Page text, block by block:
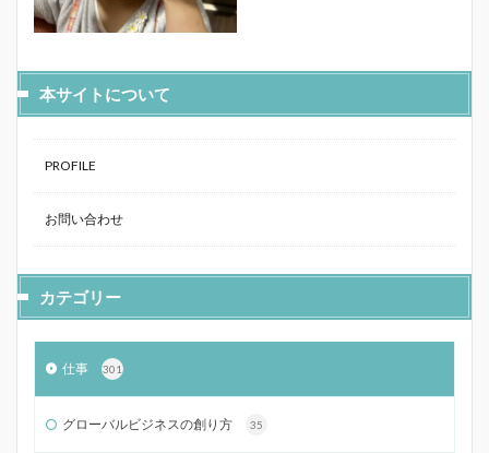
本サイトについて
PROFILE
お問い合わせ
カテゴリー
仕事 301
グローバルビジネスの創り方 35